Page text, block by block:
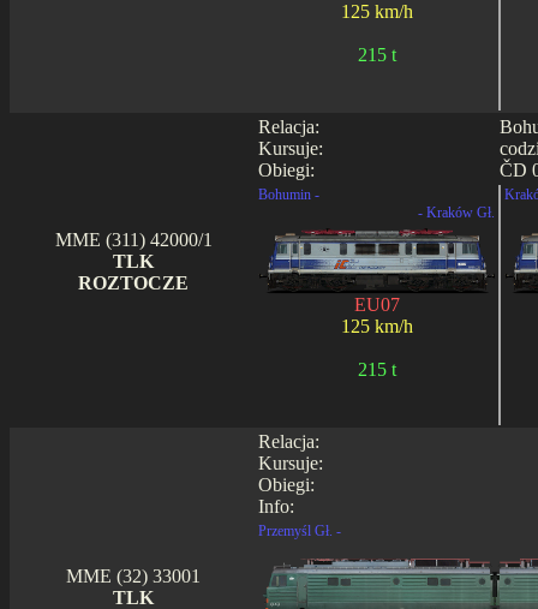
125 km/h
215 t
Relacja:
Kursuje:
Obiegi:
ČD
MME (311) 42000/1
TLK
ROZTOCZE
Bohumin -
- Kraków Gł.
EU07
125 km/h
215 t
Relacja:
Kursuje:
Obiegi:
Info:
MME (32) 33001
TLK
Przemyśl Gł. -